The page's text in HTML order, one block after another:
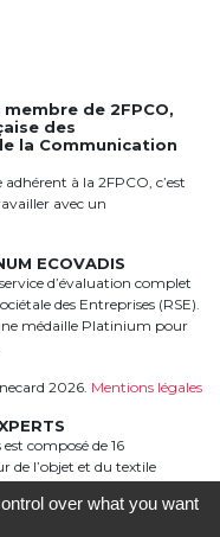
membre de2FPCO,
des
la Communication
à la 2FPCO, c’est
avec un
ECOVADIS
d’évaluation complet
des Entreprises (RSE).
médaille Platinium pour
2026. Mentions légales
composé de 16
de l’objet et du textile
une offre complète,
à 360°
over what you want